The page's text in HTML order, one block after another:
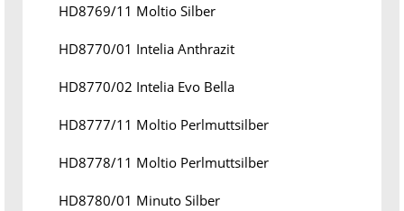
HD8769/11 Moltio Silber
HD8770/01 Intelia Anthrazit
HD8770/02 Intelia Evo Bella
HD8777/11 Moltio Perlmuttsilber
HD8778/11 Moltio Perlmuttsilber
HD8780/01 Minuto Silber